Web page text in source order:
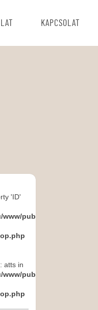
KAPCSOLAT
'ID'
public_html/wp-
atts in
public_html/wp-